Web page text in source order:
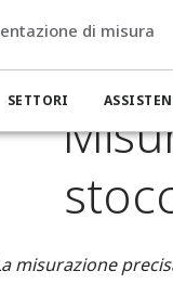
di misura
SETTORI
misurazione